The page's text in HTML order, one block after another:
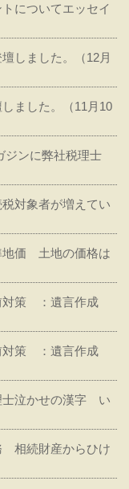
についてエッセイ
しました。（12月
ました。（11月10
ジンに弊社税理士
対象者が増えてい
価 土地の価格は
対策 ：遺言作成
対策 ：遺言作成
泣かせの漢字 い
相続財産からひけ